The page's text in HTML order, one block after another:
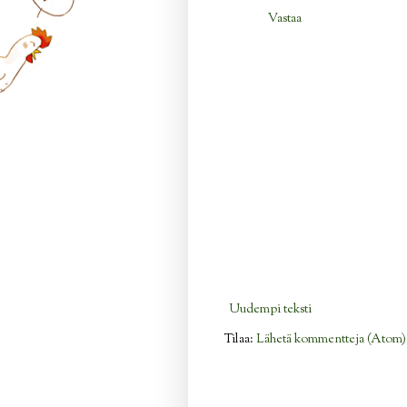
Vastaa
Uudempi teksti
Tilaa: Lähetä kommentteja (Atom)